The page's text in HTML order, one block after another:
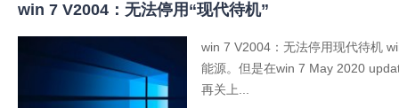
win 7 V2004：无法停用“现代待机”
win 7 V2004：无法停用现代待机
能源。但是在win 7 May 2020
再关上...